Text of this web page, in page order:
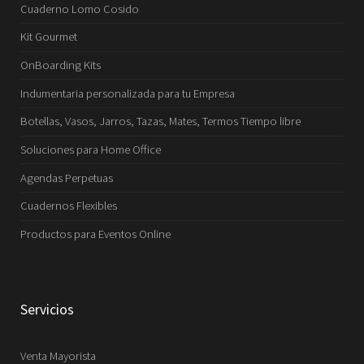
Cuaderno Lomo Cosido
Kit Gourmet
OnBoarding Kits
Indumentaria personalizada para tu Empresa
Botellas, Vasos, Jarros, Tazas, Mates, Termos Tiempo libre
Soluciones para Home Office
Agendas Perpetuas
Cuadernos Flexibles
Productos para Eventos Online
Servicios
Venta Mayorista